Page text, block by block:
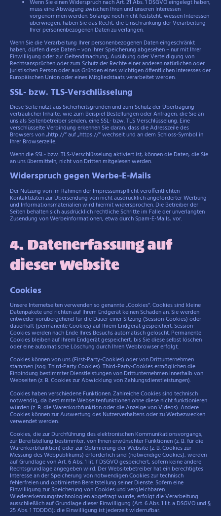
Wenn Sie einen Widerspruch nach Art. 21 Abs. 1 DSGVO eingelegt haben,
muss eine Abwägung zwischen Ihren und unseren Interessen
vorgenommen werden. Solange noch nicht feststeht, wessen Interessen
überwiegen, haben Sie das Recht, die Einschränkung der Verarbeitung
Ihrer personenbezogenen Daten zu verlangen.
Wenn Sie die Verarbeitung Ihrer personenbezogenen Daten eingeschränkt
haben, dürfen diese Daten – von ihrer Speicherung abgesehen – nur mit Ihrer
Einwilligung oder zur Geltendmachung, Ausübung oder Verteidigung von
Rechtsansprüchen oder zum Schutz der Rechte einer anderen natürlichen oder
juristischen Person oder aus Gründen eines wichtigen öffentlichen Interesses der
Europäischen Union oder eines Mitgliedstaats verarbeitet werden.
SSL- bzw. TLS-Verschlüsselung
Diese Seite nutzt aus Sicherheitsgründen und zum Schutz der Übertragung
vertraulicher Inhalte, wie zum Beispiel Bestellungen oder Anfragen, die Sie an
uns als Seitenbetreiber senden, eine SSL- bzw. TLS Verschlüsselung. Eine
verschlüsselte Verbindung erkennen Sie daran, dass die Adresszeile des
Browsers von „http://“ auf „https://“ wechselt und an dem Schloss-Symbol in
Ihrer Browserzeile.
Wenn die SSL- bzw. TLS-Verschlüsselung aktiviert ist, können die Daten, die Sie
an uns übermitteln, nicht von Dritten mitgelesen werden.
Widerspruch gegen Werbe-E-Mails
Der Nutzung von im Rahmen der Impressumspflicht veröffentlichten
Kontaktdaten zur Übersendung von nicht ausdrücklich angeforderter Werbung
und Informationsmaterialien wird hiermit widersprochen. Die Betreiber der
Seiten behalten sich ausdrücklich rechtliche Schritte im Falle der unverlangten
Zusendung von Werbeinformationen, etwa durch Spam-E-Mails, vor.
4. Datenerfassung auf
dieser Website
Cookies
Unsere Internetseiten verwenden so genannte „Cookies“. Cookies sind kleine
Datenpakete und richten auf Ihrem Endgerät keinen Schaden an. Sie werden
entweder vorübergehend für die Dauer einer Sitzung (Session-Cookies) oder
dauerhaft (permanente Cookies) auf Ihrem Endgerät gespeichert. Session-
Cookies werden nach Ende Ihres Besuchs automatisch gelöscht. Permanente
Cookies bleiben auf Ihrem Endgerät gespeichert, bis Sie diese selbst löschen
oder eine automatische Löschung durch Ihren Webbrowser erfolgt.
Cookies können von uns (First-Party-Cookies) oder von Drittunternehmen
stammen (sog. Third-Party Cookies). Third-Party-Cookies ermöglichen die
Einbindung bestimmter Dienstleistungen von Drittunternehmen innerhalb von
Webseiten (z. B. Cookies zur Abwicklung von Zahlungsdienstleistungen).
Cookies haben verschiedene Funktionen. Zahlreiche Cookies sind technisch
notwendig, da bestimmte Webseitenfunktionen ohne diese nicht funktionieren
würden (z. B. die Warenkorbfunktion oder die Anzeige von Videos). Andere
Cookies können zur Auswertung des Nutzerverhaltens oder zu Werbezwecken
verwendet werden.
Cookies, die zur Durchführung des elektronischen Kommunikationsvorgangs,
zur Bereitstellung bestimmter, von Ihnen erwünschter Funktionen (z. B. für die
Warenkorbfunktion) oder zur Optimierung der Website (z. B. Cookies zur
Messung des Webpublikums) erforderlich sind (notwendige Cookies), werden
auf Grundlage von Art. 6 Abs. 1 lit. f DSGVO gespeichert, sofern keine andere
Rechtsgrundlage angegeben wird. Der Websitebetreiber hat ein berechtigtes
Interesse an der Speicherung von notwendigen Cookies zur technisch
fehlerfreien und optimierten Bereitstellung seiner Dienste. Sofern eine
Einwilligung zur Speicherung von Cookies und vergleichbaren
Wiedererkennungstechnologien abgefragt wurde, erfolgt die Verarbeitung
ausschließlich auf Grundlage dieser Einwilligung (Art. 6 Abs. 1 lit. a DSGVO und §
25 Abs. 1 TDDDG); die Einwilligung ist jederzeit widerrufbar.